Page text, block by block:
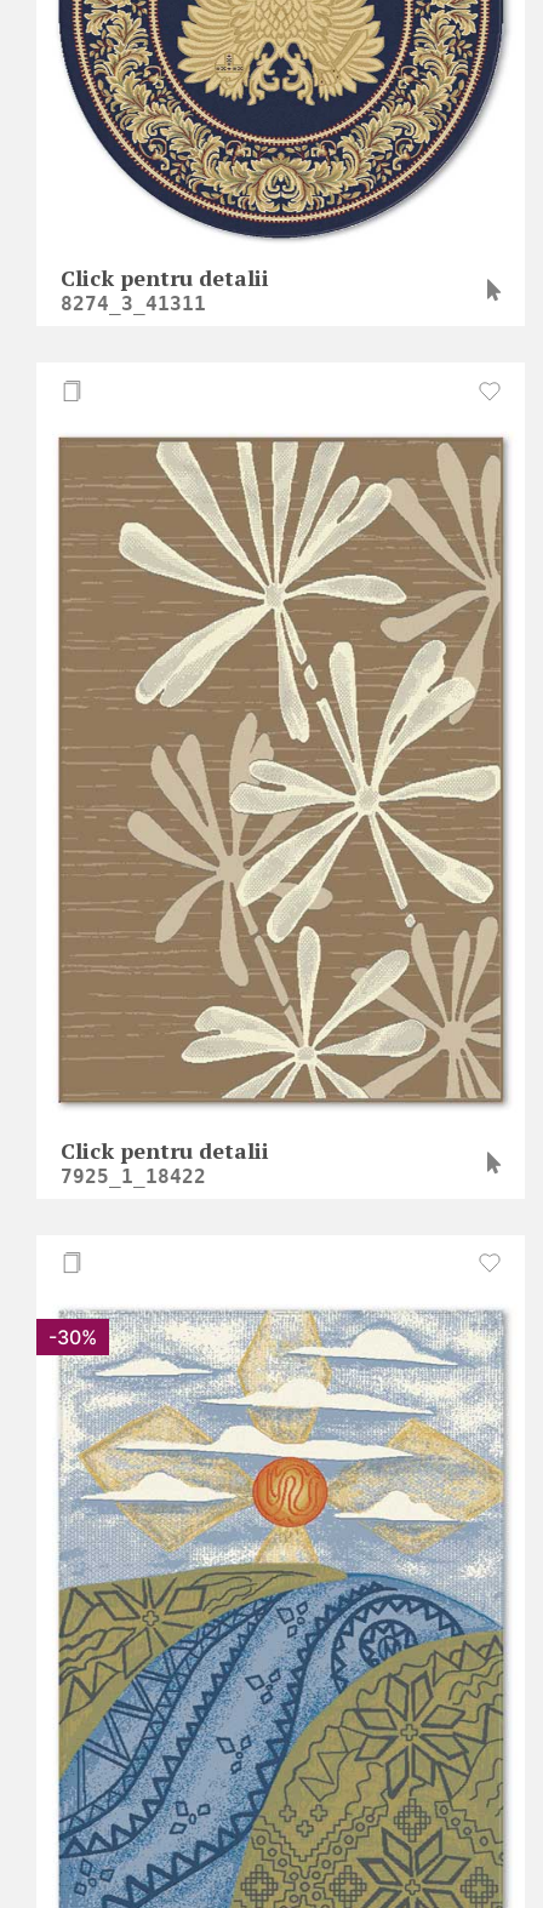
Click pentru detalii
8274_3_41311
Click pentru detalii
7925_1_18422
-30%